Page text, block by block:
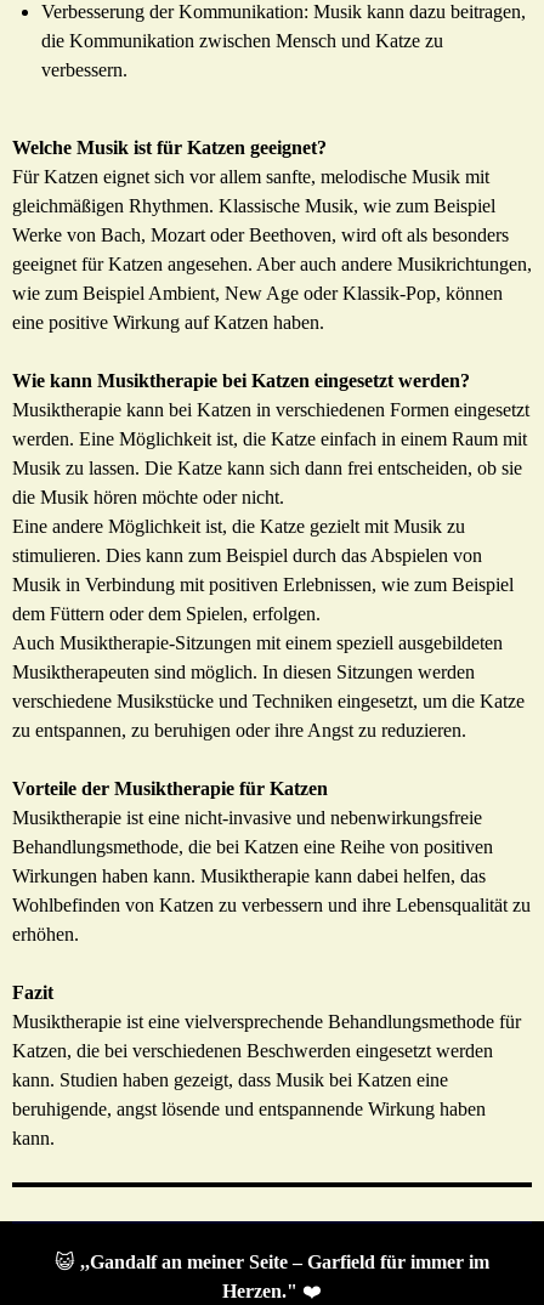
Verbesserung der Kommunikation: Musik kann dazu beitragen,
die Kommunikation zwischen Mensch und Katze zu
verbessern.
Welche Musik ist für Katzen geeignet?
Für Katzen eignet sich vor allem sanfte, melodische Musik mit
gleichmäßigen Rhythmen. Klassische Musik, wie zum Beispiel
Werke von Bach, Mozart oder Beethoven, wird oft als besonders
geeignet für Katzen angesehen. Aber auch andere Musikrichtungen,
wie zum Beispiel Ambient, New Age oder Klassik-Pop, können
eine positive Wirkung auf Katzen haben.
Wie kann Musiktherapie bei Katzen eingesetzt werden?
Musiktherapie kann bei Katzen in verschiedenen Formen eingesetzt
werden. Eine Möglichkeit ist, die Katze einfach in einem Raum mit
Musik zu lassen. Die Katze kann sich dann frei entscheiden, ob sie
die Musik hören möchte oder nicht.
Eine andere Möglichkeit ist, die Katze gezielt mit Musik zu
stimulieren. Dies kann zum Beispiel durch das Abspielen von
Musik in Verbindung mit positiven Erlebnissen, wie zum Beispiel
dem Füttern oder dem Spielen, erfolgen.
Auch Musiktherapie-Sitzungen mit einem speziell ausgebildeten
Musiktherapeuten sind möglich. In diesen Sitzungen werden
verschiedene Musikstücke und Techniken eingesetzt, um die Katze
zu entspannen, zu beruhigen oder ihre Angst zu reduzieren.
Vorteile der Musiktherapie für Katzen
Musiktherapie ist eine nicht-invasive und nebenwirkungsfreie
Behandlungsmethode, die bei Katzen eine Reihe von positiven
Wirkungen haben kann. Musiktherapie kann dabei helfen, das
Wohlbefinden von Katzen zu verbessern und ihre Lebensqualität zu
erhöhen.
Fazit
Musiktherapie ist eine vielversprechende Behandlungsmethode für
Katzen, die bei verschiedenen Beschwerden eingesetzt werden
kann. Studien haben gezeigt, dass Musik bei Katzen eine
beruhigende, angst lösende und entspannende Wirkung haben
kann.
😺 ,,Gandalf an meiner Seite – Garfield für immer im
Herzen." ❤️